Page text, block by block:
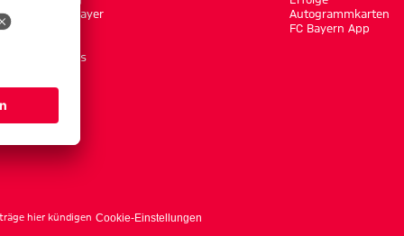
Shop by Player
Accessoires
Autogrammkarten
FC Bayern App
hier kündigen Cookie-Einstellungen